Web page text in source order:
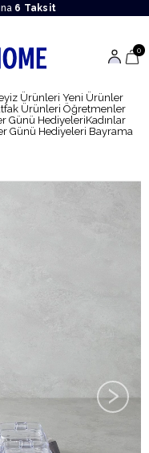
6 Taksit
0
Ürünleri Yeni Ürünler
Ürünleri Öğretmenler
Günü HediyeleriKadınlar
Günü Hediyeleri Bayrama
›